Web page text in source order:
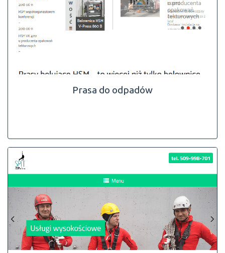
Prasa do odpadów